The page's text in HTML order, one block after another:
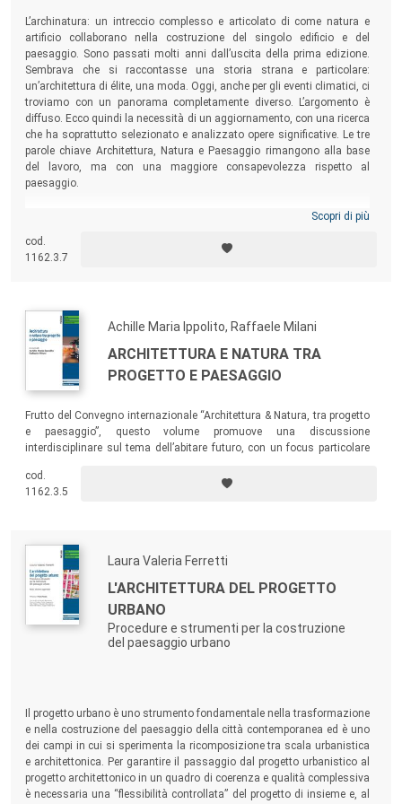
fenomeni di degrado o addirittura di dissesto che sempre
più frequentemente emergono incontrastati.
La collana, aperta a confronti tra le varie discipline, cerca di
ampliare le possibili relazioni tra esse (architettura,
urbanistica e pianificazione; sociologia, filosofia ed ecologia
del paesaggio; agronomia, arboricoltura e selvicoltura;
economia ambientale; geografia; arte, archeologia e storia;
multimedialità) con lo scopo di mettere a sistema un
la valutazione, la progettazione, la gestione e la
pianificazione del paesaggio. In quest’ottica dà voce agli
studiosi che operano analiticamente e propositivamente
ricerche, opinioni e piani.
Si articola in due sezioni: la prima, contenente saggi e
monografie, ha un target più ampio e non necessariamente
tecnico; la seconda, contenente risultati di ricerche, atti di
convegni e approfondimenti scientifici, si rivolge
prevalentemente a studiosi ed esperti del settore.
revisione con garanzia di terzietà (blind peer-review),
L’archinatura: un intreccio complesso e articolato di come natura e
artificio collaborano nella costruzione del singolo edificio e del
paesaggio. Sono passati molti anni dall’uscita della prima edizione.
Sembrava che si raccontasse una storia strana e particolare:
un’architettura di élite, una moda. Oggi, anche per gli eventi climatici, ci
troviamo con un panorama completamente diverso. L’argomento è
diffuso. Ecco quindi la necessità di un aggiornamento, con una ricerca
che ha soprattutto selezionato e analizzato opere significative. Le tre
parole chiave Architettura, Natura e Paesaggio rimangono alla base
del lavoro, ma con una maggiore consapevolezza rispetto al
paesaggio.
Scopri di più
cod.
1162.3.7
Achille Maria Ippolito, Raffaele Milani
ARCHITETTURA E NATURA TRA
PROGETTO E PAESAGGIO
Frutto del Convegno internazionale “Architettura & Natura, tra progetto
e paesaggio”, questo volume promuove una discussione
interdisciplinare sul tema dell’abitare futuro, con un focus particolare
essere un omaggio all’amico, allo studioso e al paesaggista Franco
Zagari.
cod.
1162.3.5
Laura Valeria Ferretti
L'ARCHITETTURA DEL PROGETTO
URBANO
Procedure e strumenti per la costruzione
del paesaggio urbano
Il progetto urbano è uno strumento fondamentale nella trasformazione
e nella costruzione del paesaggio della città contemporanea ed è uno
dei campi in cui si sperimenta la ricomposizione tra scala urbanistica
e architettonica. Per garantire il passaggio dal progetto urbanistico al
progetto architettonico in un quadro di coerenza e qualità complessiva
è necessaria una “flessibilità controllata” del progetto di insieme e, al